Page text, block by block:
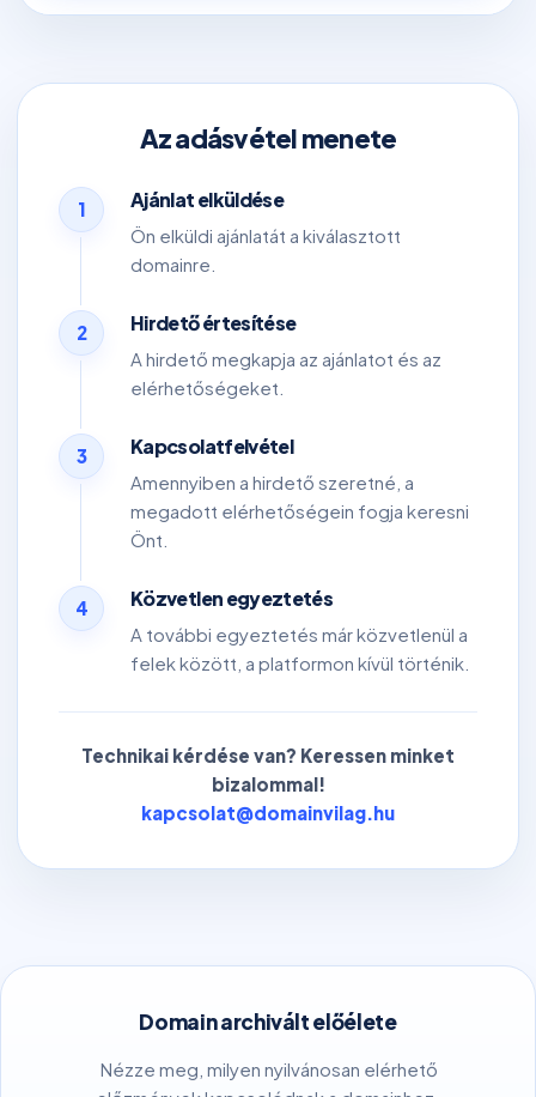
Az adásvétel menete
1 Ajánlat elküldése
Ön elküldi ajánlatát a kiválasztott
domainre.
2 Hirdető értesítése
A hirdető megkapja az ajánlatot és az
elérhetőségeket.
3 Kapcsolatfelvétel
Amennyiben a hirdető szeretné, a
megadott elérhetőségein fogja keresni
Önt.
4 Közvetlen egyeztetés
A további egyeztetés már közvetlenül a
felek között, a platformon kívül történik.
Technikai kérdése van? Keressen minket
bizalommal!
kapcsolat@domainvilag.hu
Domain archivált előélete
Nézze meg, milyen nyilvánosan elérhető